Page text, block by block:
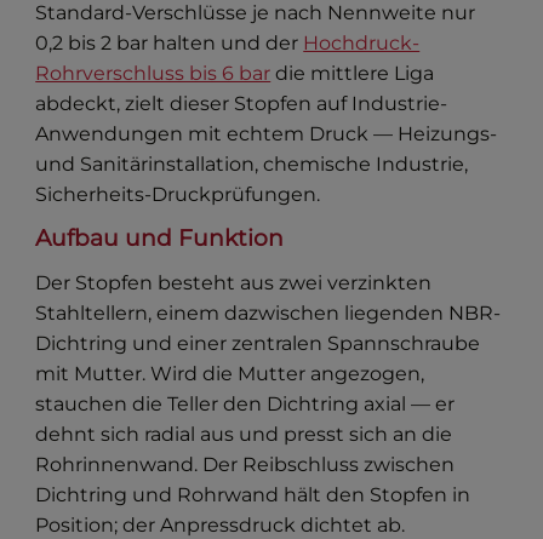
Standard-Verschlüsse je nach Nennweite nur
0,2 bis 2 bar halten und der Hochdruck-
Rohrverschluss bis 6 bar die mittlere Liga
abdeckt, zielt dieser Stopfen auf Industrie-
Anwendungen mit echtem Druck — Heizungs-
und Sanitärinstallation, chemische Industrie,
Sicherheits-Druckprüfungen.
Aufbau und Funktion
Der Stopfen besteht aus zwei verzinkten
Stahltellern, einem dazwischen liegenden NBR-
Dichtring und einer zentralen Spannschraube
mit Mutter. Wird die Mutter angezogen,
stauchen die Teller den Dichtring axial — er
dehnt sich radial aus und presst sich an die
Rohrinnenwand. Der Reibschluss zwischen
Dichtring und Rohrwand hält den Stopfen in
Position; der Anpressdruck dichtet ab.